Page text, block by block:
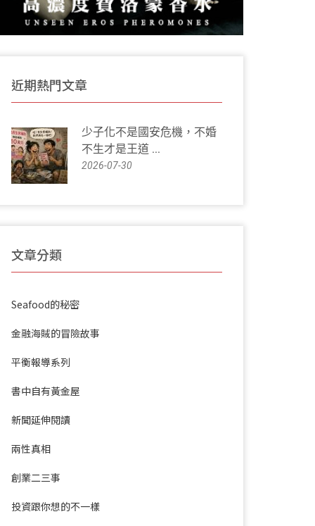
近期熱門文章
少子化不是國安危機，不婚
不生才是王道 ...
2026-07-30
文章分類
Seafood的秘密
金融海賊的冒險故事
平衡報導系列
書中自有黃金屋
新聞延伸閱讀
兩性真相
創業二三事
投資跟你想的不一樣